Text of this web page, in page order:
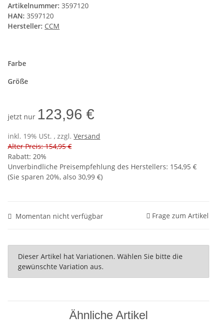
Artikelnummer: 3597120
HAN: 3597120
Hersteller: CCM
Farbe
Größe
jetzt nur 123,96 €
inkl. 19% USt. , zzgl. Versand
Alter Preis: 154,95 €
Rabatt: 20%
Unverbindliche Preisempfehlung des Herstellers: 154,95 €
(Sie sparen 20%, also 30,99 €)
Momentan nicht verfügbar Frage zum Artikel
x
Dieser Artikel hat Variationen. Wählen Sie bitte die
gewünschte Variation aus.
Ähnliche Artikel